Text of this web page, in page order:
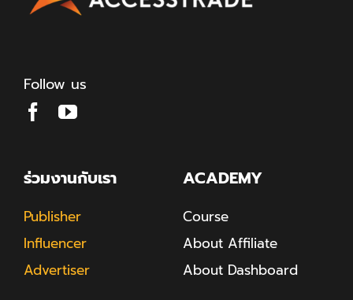
Follow us
ร่วมงานกับเรา
Publisher
Influencer
Advertiser
ACADEMY
Course
About Affiliate
About Dashboard